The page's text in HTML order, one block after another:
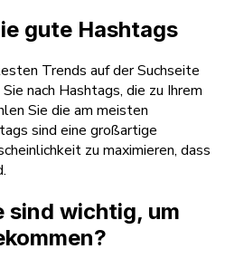
gute Hashtags
Trends auf der Suchseite
nach Hashtags, die zu Ihrem
Sie die am meisten
sind eine großartige
zu maximieren, dass
sind wichtig, um